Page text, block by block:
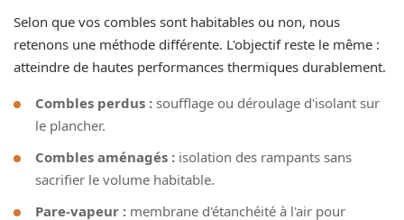
Selon que vos combles sont habitables ou non, nous
retenons une méthode différente. L'objectif reste le même :
atteindre de hautes performances thermiques durablement.
Combles perdus : soufflage ou déroulage d'isolant sur
le plancher.
Combles aménagés : isolation des rampants sans
sacrifier le volume habitable.
Pare-vapeur : membrane d'étanchéité à l'air pour